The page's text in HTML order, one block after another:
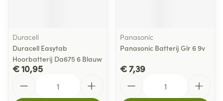
Duracell
Duracell Easytab
Hoorbatterij Da675 6 Blauw
€ 10,95
Panasonic
Panasonic Batterij Glr 6 9v
€ 7,39